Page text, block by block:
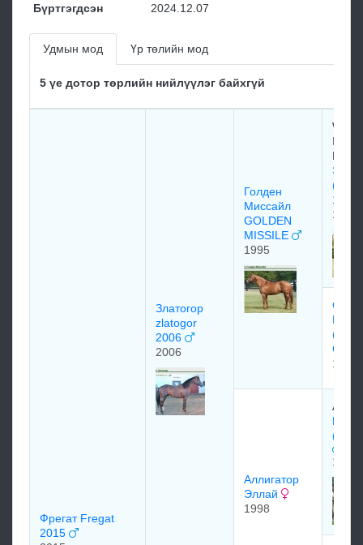
Бүртгэгдсэн
2024.12.07
Удмын мод Үр төлийн мод
5 үе дотор төрлийн нийлүүлэг байхгүй
Фрегат Fregat
2015
Златогор
zlatogor
2006
2006
Голден
Миссайл
GOLDEN
MISSILE
1995
W. S.
III &
Kilroy
Эй
(A.P.
1989
1988
Аллигатор
Эллай
1998
Гон
1984